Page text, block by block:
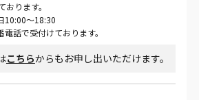
ります。
10:00～18:30
話で受付けております。
こちらからもお申し出いただけます。